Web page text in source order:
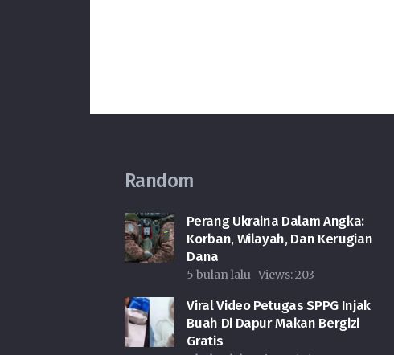
Random
Perang Ukraina Dalam Angka:
Korban, Wilayah, Dan Kerugian
Dana
5 bulan lalu Views:203
Viral Video Petugas SPPG Injak
Buah Di Dapur Makan Bergizi
Gratis